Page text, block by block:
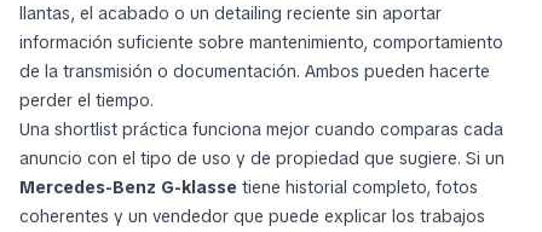
llantas, el acabado o un detailing reciente sin aportar
información suficiente sobre mantenimiento, comportamiento
de la transmisión o documentación. Ambos pueden hacerte
perder el tiempo.
Una shortlist práctica funciona mejor cuando comparas cada
anuncio con el tipo de uso y de propiedad que sugiere. Si un
Mercedes-Benz G-klasse tiene historial completo, fotos
coherentes y un vendedor que puede explicar los trabajos